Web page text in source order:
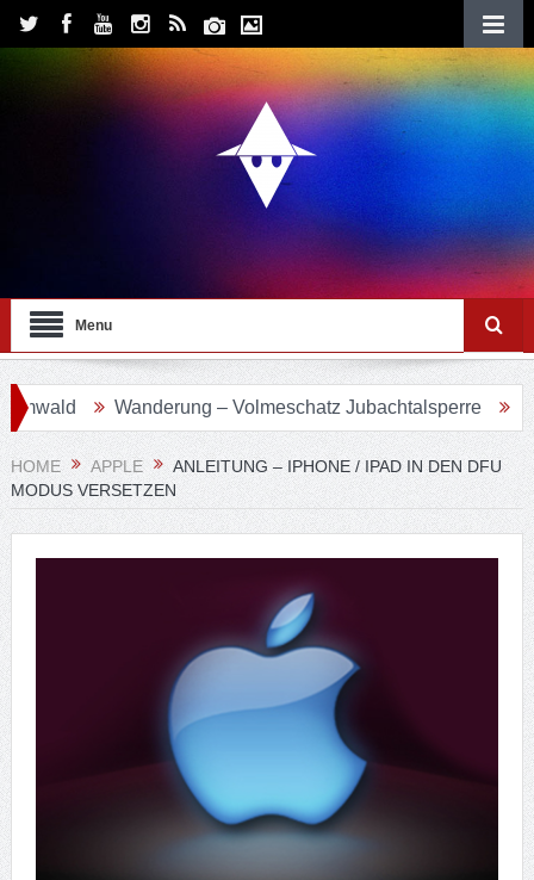
Menu
Wanderung – Volmeschatz Jubachtalsperre
HOME APPLE
ANLEITUNG – IPHONE / IPAD IN DEN DFU
MODUS VERSETZEN